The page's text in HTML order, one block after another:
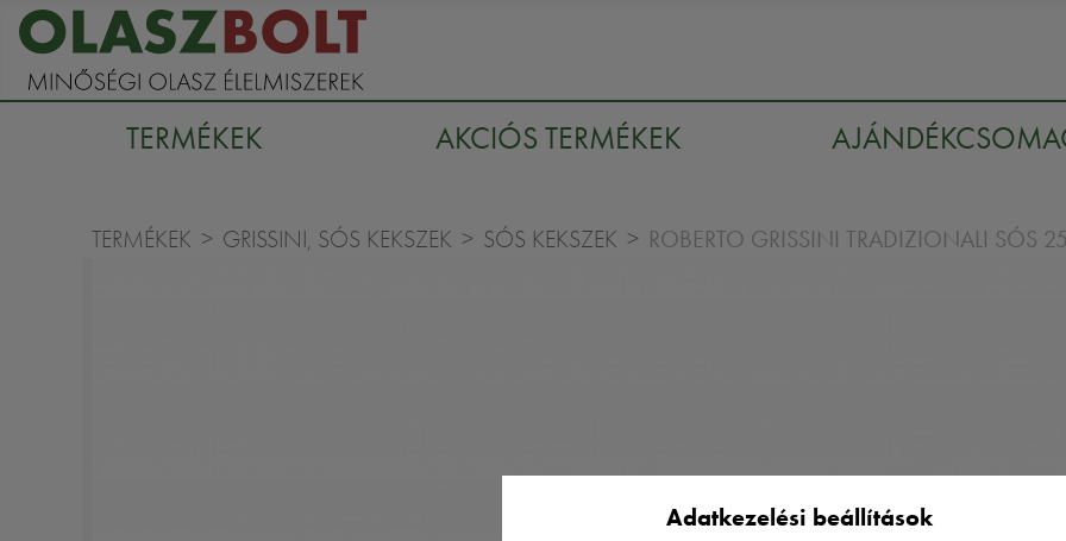
TERMÉKEK AKCIÓS TERMÉKEK
TERMÉKEK GRISSINI, SÓS KEKSZEK SÓS KEKSZEK ROBERTO GRISSINI TRADIZIONALI SÓS
Adatkezelési beállítások